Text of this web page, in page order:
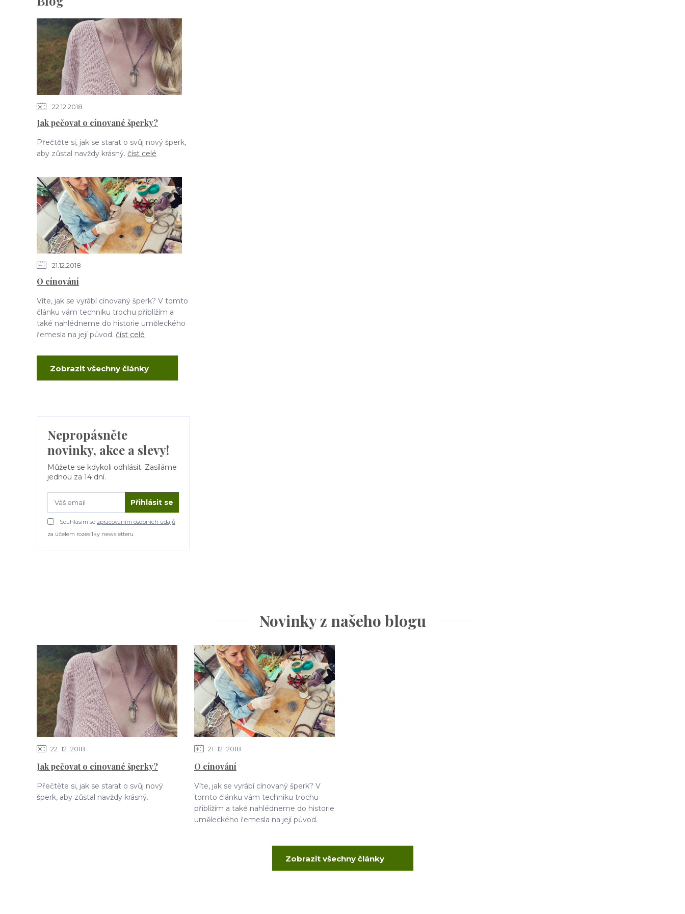
22.12.2018
Jak pečovat o cínované šperky?
Přečtěte si, jak se starat o svůj nový šperk,
aby zůstal navždy krásný. číst celé
21.12.2018
O cínování
Víte, jak se vyrábí cínovaný šperk? V tomto
článku vám techniku trochu přiblížím a
také nahlédneme do historie uměleckého
řemesla na její původ. číst celé
Zobrazit všechny články
Nepropásněte
novinky, akce a slevy!
Můžete se kdykoli odhlásit. Zasíláme
jednou za 14 dní.
Přihlásit se
Souhlasím se zpracováním osobních údajů
za účelem rozesílky newsletteru.
Novinky z našeho blogu
22 12 2018
Jak pečovat o cínované šperky?
Přečtěte si, jak se starat o svůj nový
šperk, aby zůstal navždy krásný.
21 12 2018
O cínování
Víte, jak se vyrábí cínovaný šperk? V
tomto článku vám techniku trochu
přiblížím a také nahlédneme do historie
uměleckého řemesla na její původ.
Zobrazit všechny články